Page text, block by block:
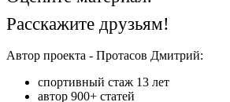
Расскажите друзьям!
Автор проекта - Протасов Дмитрий:
спортивный стаж 13 лет
автор 900+ статей